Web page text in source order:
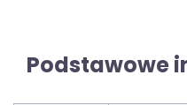
Podstawowe